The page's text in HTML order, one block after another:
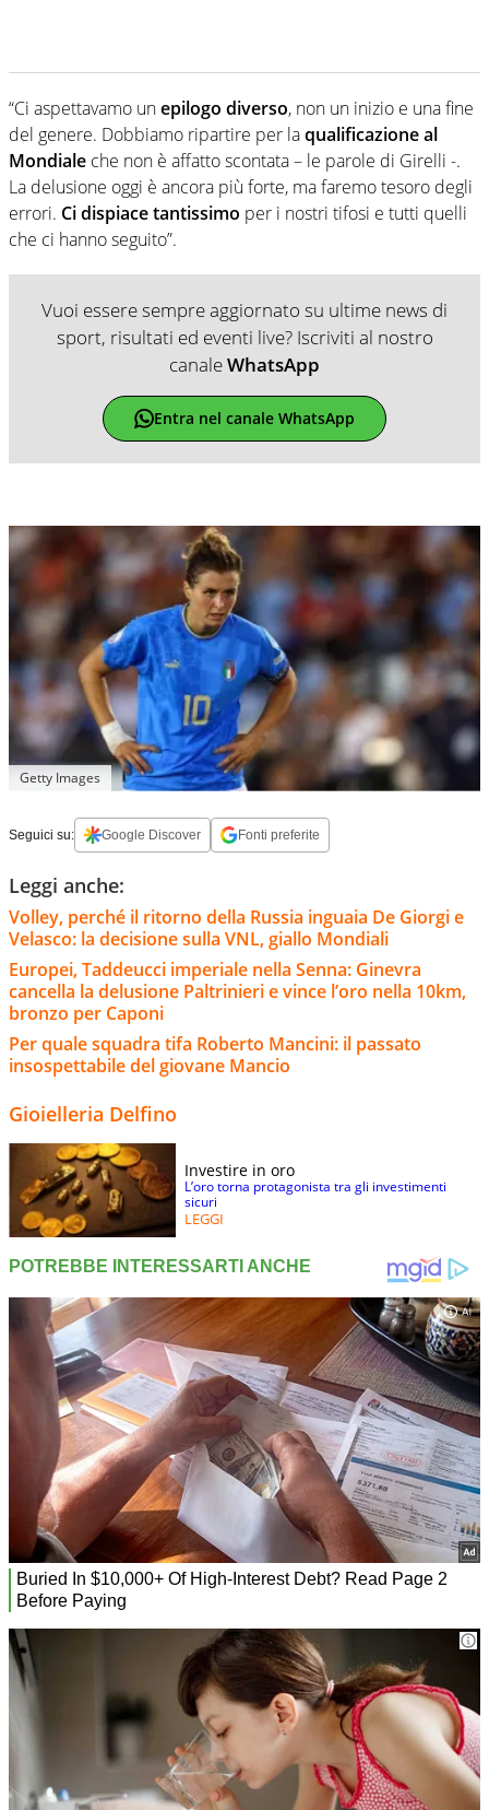
“Ci aspettavamo unepilogo diverso, non un inizio e una fine
del genere. Dobbiamo ripartire per laqualificazione al
Mondiale che non è affatto scontata – le parole di Girelli -.
La delusione oggi è ancora più forte, ma faremo tesoro degli
errori. Ci dispiace tantissimo per i nostri tifosi e tutti quelli
che ci hanno seguito”.
Vuoi essere sempre aggiornato su ultime news di
sport, risultati ed eventi live? Iscriviti al nostro
canaleWhatsApp
Entra nel canale WhatsApp
Getty Images
Seguici su: Google Discover Fonti preferite
Leggi anche:
Volley, perché il ritorno della Russia inguaia De Giorgi e
Velasco: la decisione sulla VNL, giallo Mondiali
Europei, Taddeucci imperiale nella Senna: Ginevra
cancella la delusione Paltrinieri e vince l’oro nella 10km,
bronzo per Caponi
Per quale squadra tifa Roberto Mancini: il passato
insospettabile del giovane Mancio
Gioielleria Delfino
Investire in oro
L’oro torna protagonista tra gli investimenti
sicuri
LEGGI